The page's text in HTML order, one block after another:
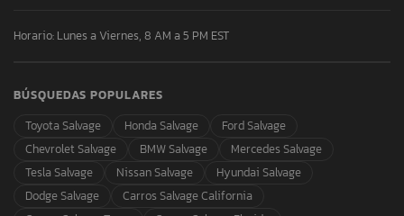
Horario: Lunes a Viernes, 8 AM a 5 PM EST
BÚSQUEDAS POPULARES
Toyota Salvage
Honda Salvage
Ford Salvage
Chevrolet Salvage
BMW Salvage
Mercedes Salvage
Tesla Salvage
Nissan Salvage
Hyundai Salvage
Dodge Salvage
Carros Salvage California